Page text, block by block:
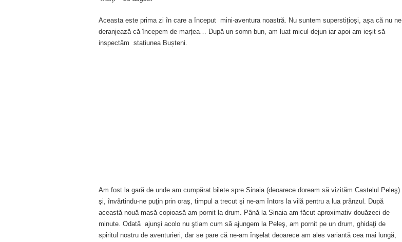
Aceasta este prima zi în care a început mini-aventura noastră. Nu suntem superstițioși, așa că nu ne
deranjează că începem de marțea… După un somn bun, am luat micul dejun iar apoi am ieşit să
inspectăm stațiunea Bușteni.
Am fost la gară de unde am cumpărat bilete spre Sinaia (deoarece doream să vizităm Castelul Peleş)
şi, învârtindu-ne puţin prin oraş, timpul a trecut şi ne-am întors la vilă pentru a lua prânzul. După
această nouă masă copioasă am pornit la drum. Până la Sinaia am făcut aproximativ douăzeci de
minute. Odată ajunşi acolo nu ştiam cum să ajungem la Peleş, am pornit pe un drum, ghidaţi de
spiritul nostru de aventurieri, dar se pare că ne-am înşelat deoarece am ales variantă cea mai lungă,